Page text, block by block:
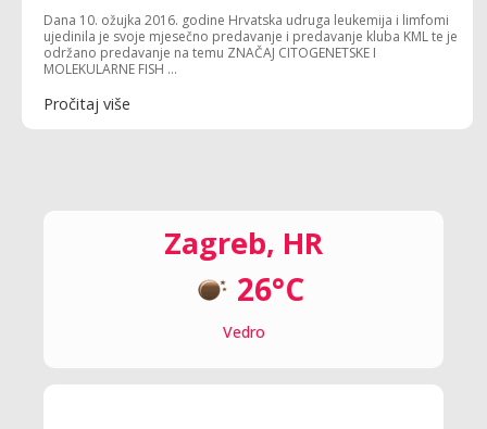
Dana 10. ožujka 2016. godine Hrvatska udruga leukemija i limfomi
ujedinila je svoje mjesečno predavanje i predavanje kluba KML te je
održano predavanje na temu ZNAČAJ CITOGENETSKE I
MOLEKULARNE FISH ...
Pročitaj više
Zagreb, HR
26°C
Vedro